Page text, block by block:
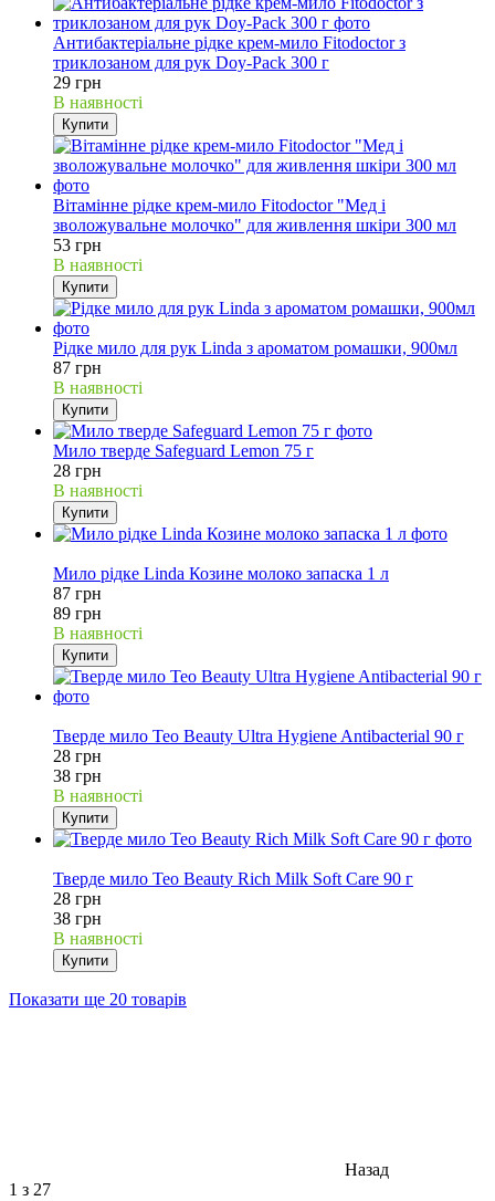
Антибактеріальне рідке крем-мило Fitodoctor з
триклозаном для рук Doy-Pack 300 г
29 грн
В наявності
Купити
Вітамінне рідке крем-мило Fitodoctor "Мед і
зволожувальне молочко" для живлення шкіри 300 мл
53 грн
В наявності
Купити
Рідке мило для рук Linda з ароматом ромашки, 900мл
87 грн
В наявності
Купити
Мило тверде Safeguard Lemon 75 г
28 грн
В наявності
Купити
Мило рідке Linda Козине молоко запаска 1 л
87 грн
89 грн
В наявності
Купити
Тверде мило Teo Beauty Ultra Hygiene Antibacterial 90 г
28 грн
38 грн
В наявності
Купити
Тверде мило Teo Beauty Rich Milk Soft Care 90 г
28 грн
38 грн
В наявності
Купити
Показати ще 20 товарів
Назад
1 з 27